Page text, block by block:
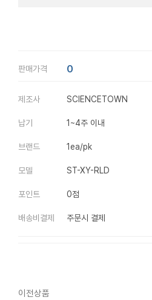
판매가격 0
제조사 SCIENCETOWN
납기 1~4주 이내
브랜드 1ea/pk
모델 ST-XY-RLD
포인트 0점
배송비결제 주문시 결제
이전상품